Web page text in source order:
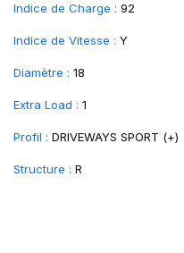
Indice de Charge : 92
Indice de Vitesse : Y
Diamètre : 18
Extra Load : 1
Profil : DRIVEWAYS SPORT (+)
Structure : R